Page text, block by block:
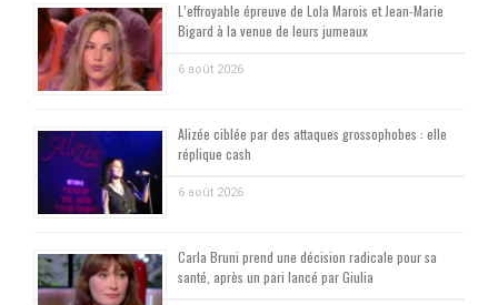
L’effroyable épreuve de Lola Marois et Jean-Marie
Bigard à la venue de leurs jumeaux
6 août 2026
Alizée ciblée par des attaques grossophobes : elle
réplique cash
6 août 2026
Carla Bruni prend une décision radicale pour sa
santé, après un pari lancé par Giulia